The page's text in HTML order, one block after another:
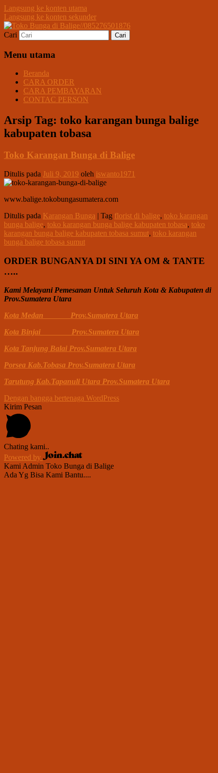
Langsung ke konten utama
Langsung ke konten sekunder
Toko Bunga di
Balige//085276501876
Melayani Pemesanan Karangan Bunga
Ucapan Untuk Dukacita, Peresmian &
Balige Khususnya.
Cari
Menu utama
Beranda
CARA ORDER
CARA PEMBAYARAN
CONTAC PERSON
Arsip Tag: toko karangan bunga balige
kabupaten tobasa
Toko Karangan Bunga di Balige
Ditulis pada Juli 9, 2019 oleh iswanto1971
www.balige.tokobungasumatera.com
Ditulis pada Karangan Bunga | Tag florist di balige, toko karangan
bunga balige, toko karangan bunga balige kabupaten tobasa, toko
karangan bunga balige kabupaten tobasa sumut, toko karangan
bunga balige tobasa sumut
ORDER BUNGANYA DI SINI YA OM & TANTE
…..
Kami Melayani Pemesanan Untuk Seluruh Kota & Kabupaten di
Prov.Sumatera Utara
Kota Medan Prov.Sumatera Utara
Kota Binjai Prov.Sumatera Utara
Kota Tanjung Balai Prov.Sumatera Utara
Porsea Kab.Tobasa Prov.Sumatera Utara
Tarutung Kab.Tapanuli Utara Prov.Sumatera Utara
Dengan bangga bertenaga WordPress
Kirim Pesan
Chating kami..
Powered by
Kami Admin Toko Bunga di Balige
Ada Yg Bisa Kami Bantu....